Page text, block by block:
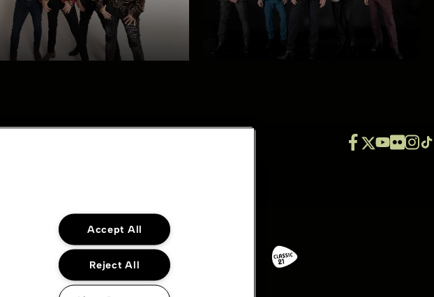
Accept All
Reject All